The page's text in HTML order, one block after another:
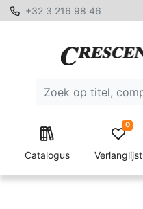
+32 3 216 98 46
Catalogus Verlanglijst
0